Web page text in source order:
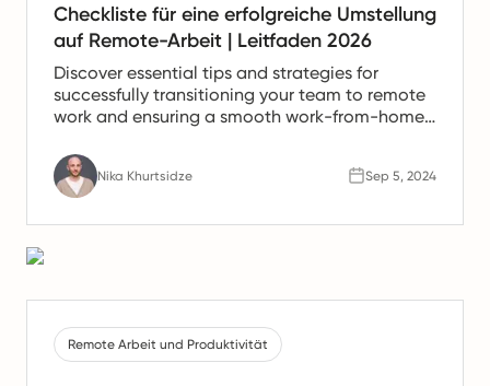
Checkliste für eine erfolgreiche Umstellung
auf Remote-Arbeit | Leitfaden 2026
Discover essential tips and strategies for
successfully transitioning your team to remote
work and ensuring a smooth work-from-home
Nika Khurtsidze Sep 5, 2024
Remote Arbeit und Produktivität